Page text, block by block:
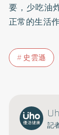
要，少吃油
正常的生活
史雲遜
記